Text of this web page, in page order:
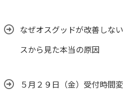
なぜオスグッドが改善しな
スから見た本当の原因
５月２９日（金）受付時間